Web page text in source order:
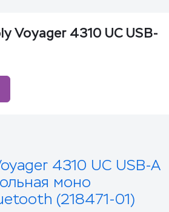
Voyager 4310 UC USB-
4310 UC USB-A
моно
(218471-01)